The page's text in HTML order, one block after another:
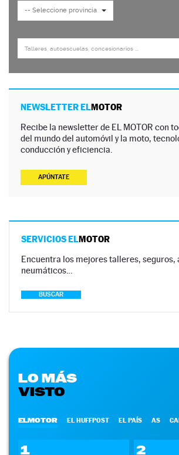
NEWSLETTER ELMOTOR
Recibe la newsletter de EL MOTOR con
del mundo del automóvil y la moto,
conducción y eficiencia.
APÚNTATE
SERVICIOS ELMOTOR
Encuentra los mejores talleres, seguros,
neumáticos…
BUSCAR
LO MÁS
VISTO
ELMOTOR EL HUFFPOST EL PAÍS AS
1 2